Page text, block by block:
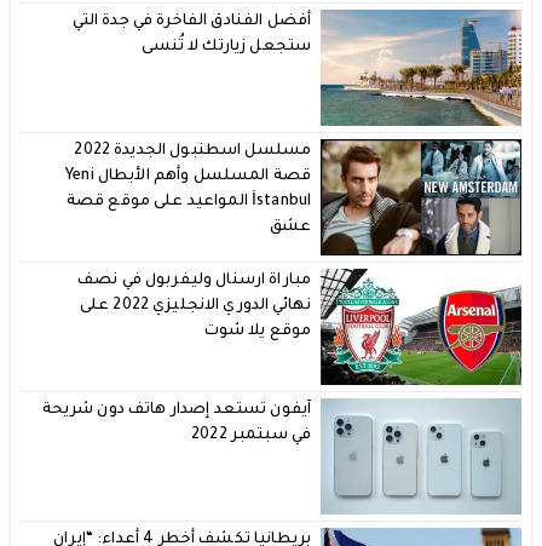
أفضل الفنادق الفاخرة في جدة التي
ستجعل زيارتك لا تُنسى
مسلسل اسطنبول الجديدة 2022
قصة المسلسل وأهم الأبطال Yeni
İstanbul المواعيد على موقع قصة
عشق
مباراة ارسنال وليفربول في نصف
نهائي الدوري الانجليزي 2022 على
موقع يلا شوت
آيفون تستعد إصدار هاتف دون شريحة
في سبتمبر 2022
بريطانيا تكشف أخطر 4 أعداء: “إيران